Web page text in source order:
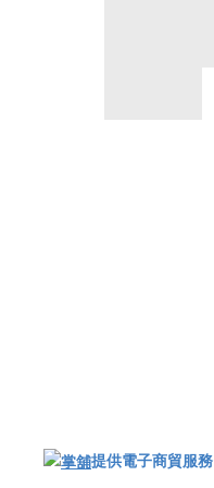
提供電子商貿服務